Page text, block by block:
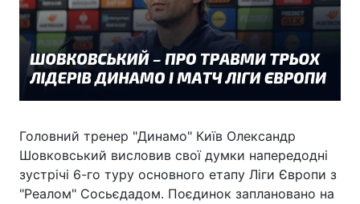
Головний тренер "Динамо" Київ Олександр
Шовковський висловив свої думки напередодні
зустрічі 6-го туру основного етапу Ліги Європи з
"Реалом" Сосьєдадом. Поєдинок заплановано на